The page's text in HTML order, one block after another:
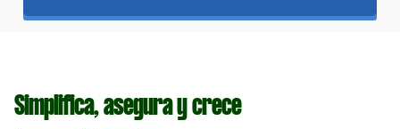
Simplifica, asegura y crece